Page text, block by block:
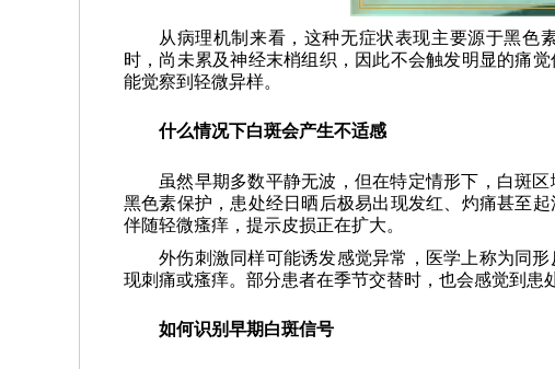
从病理机制来看，这种无症状表现主要源于黑色
时，尚未累及神经末梢组织，因此不会触发明显的痛
能觉察到轻微异样。
什么情况下白斑会产生不适感
虽然早期多数平静无波，但在特定情形下，白斑
黑色素保护，患处经日晒后极易出现发红、灼痛甚至
伴随轻微瘙痒，提示皮损正在扩大。
外伤刺激同样可能诱发感觉异常，医学上称为同
现刺痛或瘙痒。部分患者在季节交替时，也会感觉到患
如何识别早期白斑信号